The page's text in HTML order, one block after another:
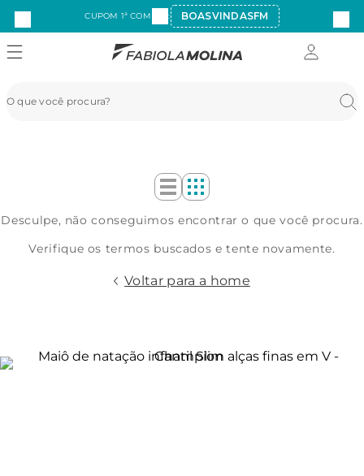
CUPOM 1ª COMPRA: BOASVINDASFM
Desculpe, não conseguimos encontrar o que você procura.
Verifique os termos buscados e tente novamente.
Voltar para a home